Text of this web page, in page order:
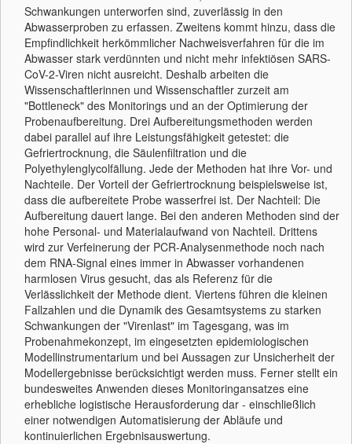
Schwankungen unterworfen sind, zuverlässig in den
Abwasserproben zu erfassen. Zweitens kommt hinzu, dass die
Empfindlichkeit herkömmlicher Nachweisverfahren für die im
Abwasser stark verdünnten und nicht mehr infektiösen SARS-
CoV-2-Viren nicht ausreicht. Deshalb arbeiten die
Wissenschaftlerinnen und Wissenschaftler zurzeit am
"Bottleneck" des Monitorings und an der Optimierung der
Probenaufbereitung. Drei Aufbereitungsmethoden werden
dabei parallel auf ihre Leistungsfähigkeit getestet: die
Gefriertrocknung, die Säulenfiltration und die
Polyethylenglycolfällung. Jede der Methoden hat ihre Vor- und
Nachteile. Der Vorteil der Gefriertrocknung beispielsweise ist,
dass die aufbereitete Probe wasserfrei ist. Der Nachteil: Die
Aufbereitung dauert lange. Bei den anderen Methoden sind der
hohe Personal- und Materialaufwand von Nachteil. Drittens
wird zur Verfeinerung der PCR-Analysenmethode noch nach
dem RNA-Signal eines immer in Abwasser vorhandenen
harmlosen Virus gesucht, das als Referenz für die
Verlässlichkeit der Methode dient. Viertens führen die kleinen
Fallzahlen und die Dynamik des Gesamtsystems zu starken
Schwankungen der "Virenlast" im Tagesgang, was im
Probenahmekonzept, im eingesetzten epidemiologischen
Modellinstrumentarium und bei Aussagen zur Unsicherheit der
Modellergebnisse berücksichtigt werden muss. Ferner stellt ein
bundesweites Anwenden dieses Monitoringansatzes eine
erhebliche logistische Herausforderung dar - einschließlich
einer notwendigen Automatisierung der Abläufe und
kontinuierlichen Ergebnisauswertung.